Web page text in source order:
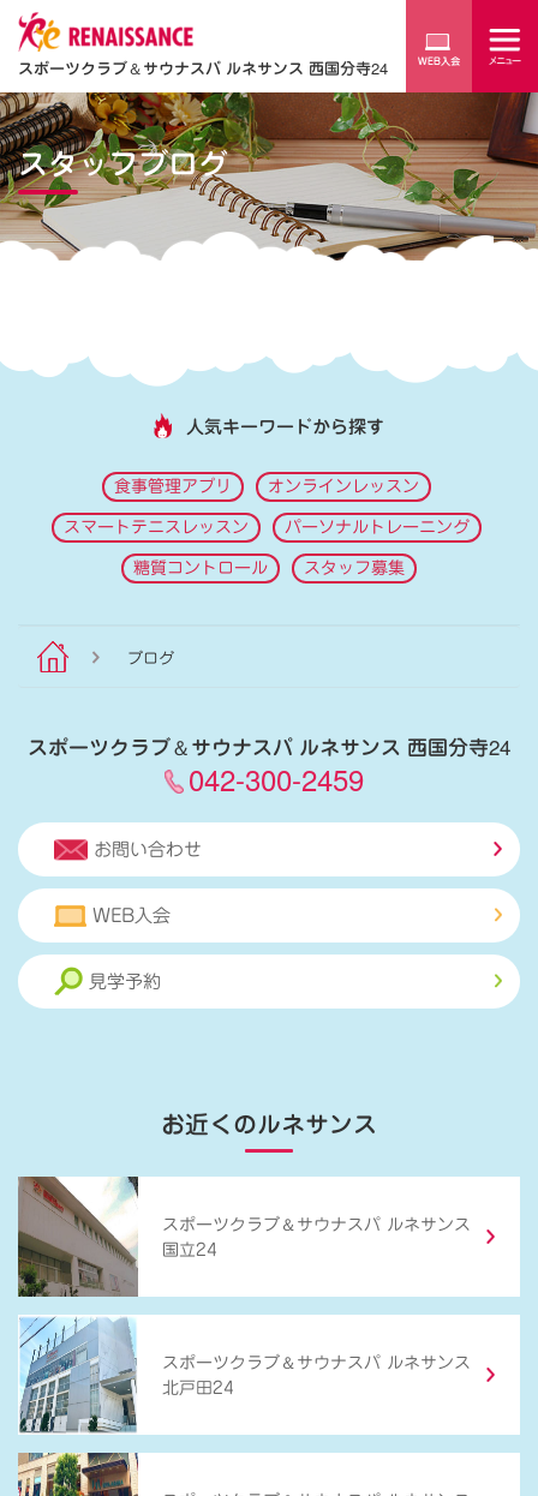
スポーツクラブ＆サウナスパ ルネサンス 西国分寺24
スタッフブログ
人気キーワードから探す
食事管理アプリ オンラインレッスン
スマートテニスレッスン パーソナルトレーニング
糖質コントロール スタッフ募集
ブログ
スポーツクラブ＆サウナスパ ルネサンス 西国分寺24
042-300-2459
お問い合わせ
WEB入会
見学予約
お近くのルネサンス
スポーツクラブ ＆ サウナスパ ルネサンス
国立24
スポーツクラブ ＆ サウナスパ ルネサンス
北戸田24